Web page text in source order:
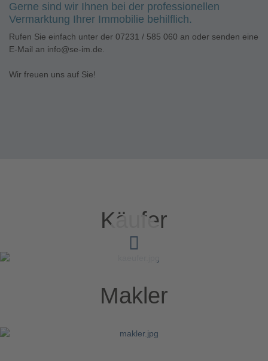
Gerne sind wir Ihnen bei der professionellen
Vermarktung Ihrer Immobilie behilflich.
Rufen Sie einfach unter der 07231 / 585 060 an oder senden eine
E-Mail an info@se-im.de.
Wir freuen uns auf Sie!
Käufer
Makler